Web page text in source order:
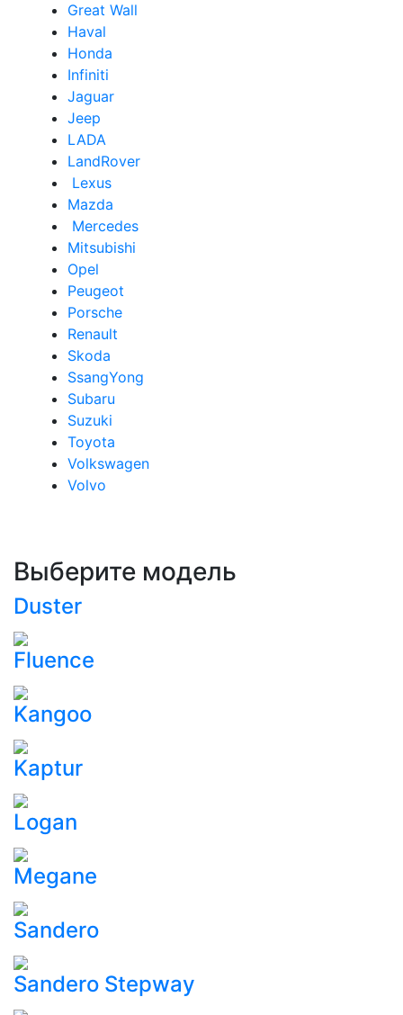
Great Wall
Haval
Honda
Infiniti
Jaguar
Jeep
LADA
LandRover
Lexus
Mazda
Mercedes
Mitsubishi
Opel
Peugeot
Porsche
Renault
Skoda
SsangYong
Subaru
Suzuki
Toyota
Volkswagen
Volvo
Выберите модель
Duster
Fluence
Kangoo
Kaptur
Logan
Megane
Sandero
Sandero Stepway